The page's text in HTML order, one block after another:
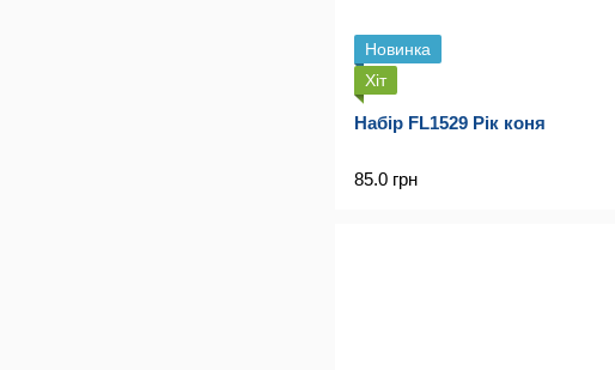
Новинка
Хіт
Набір FL1529 Рік коня
85.0 грн